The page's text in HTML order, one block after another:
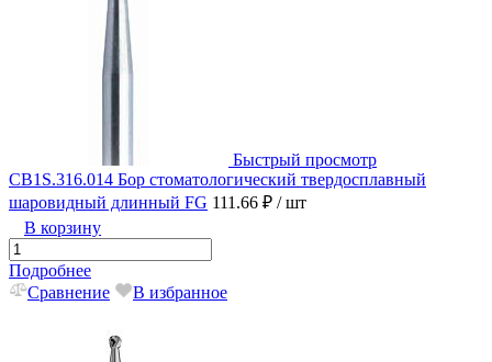
Быстрый просмотр
CB1S.316.014 Бор стоматологический твердосплавный
шаровидный длинный FG 111.66 ₽ / шт
В корзину
Подробнее
Сравнение
В избранное